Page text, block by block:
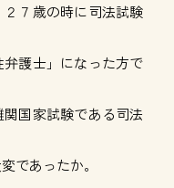
７歳の時に司法試験
護士」になった方で
国家試験である司法
であったか。